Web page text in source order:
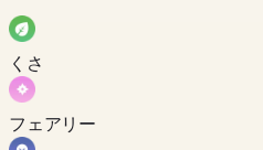
くさ
フェアリー